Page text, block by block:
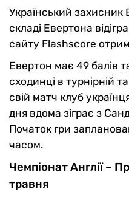
Український захисник
складі Евертона
сайту Flashscore
Евертон має 49 балів
сходинці в турнірній
свій матч клуб
дня вдома зіграє з
Початок гри
часом.
Чемпіонат Англії –
травня